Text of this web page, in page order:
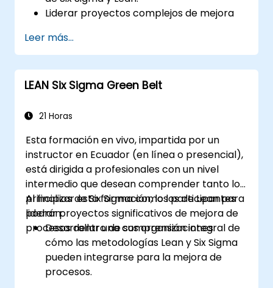
Liderar proyectos complejos de mejora
estrategia organizacional.
Realizar análisis estadísticos complejos y
tomar decisiones basadas en datos.
Liderar eficazmente iniciativas de cambio
continua.
Leer más...
LEAN Six Sigma Green Belt
21 Horas
Esta formación en vivo, impartida por un
instructor en Ecuador (en línea o presencial),
está dirigida a profesionales con un nivel
intermedio que desean comprender tanto los
principios de Six Sigma como los de Lean para
liderar proyectos significativos de mejora de
procesos dentro de sus organizaciones.
Al finalizar esta formación, los participantes
podrán:
Desarrollar una comprensión integral de
cómo las metodologías Lean y Six Sigma
pueden integrarse para la mejora de
procesos.